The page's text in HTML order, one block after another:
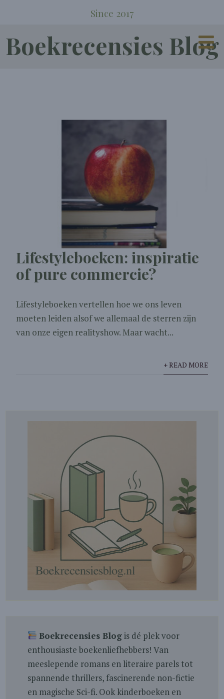
Since 2017
Boekrecensies Blog
Lifestyleboeken: inspiratie
of pure commercie?
Lifestyleboeken vertellen hoe we ons leven
moeten leiden alsof we allemaal de sterren zijn
van onze eigen realityshow. Maar wacht...
+ READ MORE
Boekrecensies Blogis dé plek voor
enthousiaste boekenliefhebbers! Van
meeslepende romans en literaire parels tot
spannende thrillers, fascinerende non-fictie
en magische Sci-fi. Ook kinderboeken en